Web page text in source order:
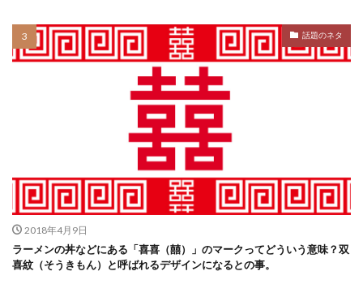
話題のネタ
2018年4月9日
ラーメンの丼などにある「喜喜（囍）」のマークってどういう意味？双
喜紋（そうきもん）と呼ばれるデザインになるとの事。